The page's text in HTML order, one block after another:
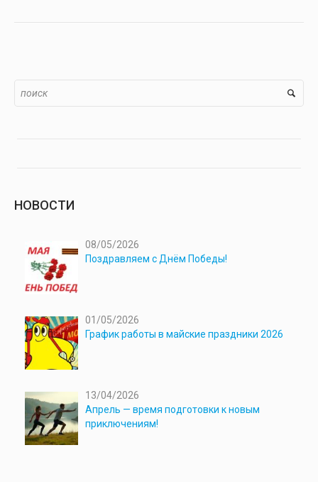
НОВОСТИ
08/05/2026
Поздравляем с Днём Победы!
01/05/2026
График работы в майские праздники 2026
13/04/2026
Апрель — время подготовки к новым
приключениям!